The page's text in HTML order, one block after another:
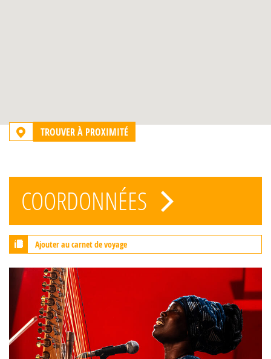
TROUVER À PROXIMITÉ
COORDONNÉES
Ajouter au carnet de voyage